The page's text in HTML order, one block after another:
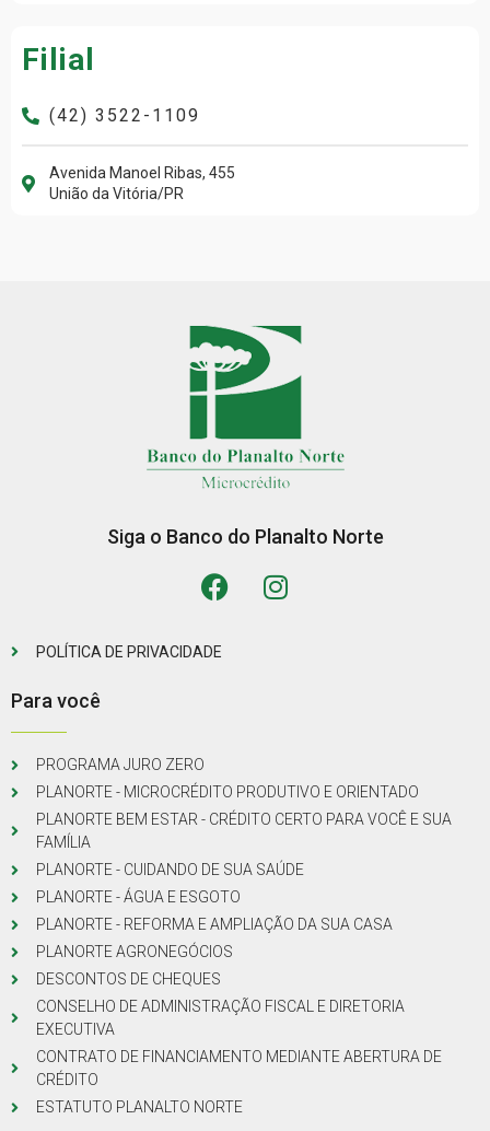
Filial
(42) 3522-1109
Avenida Manoel Ribas, 455
União da Vitória/PR
Siga o Banco do Planalto Norte
POLÍTICA DE PRIVACIDADE
Para você
PROGRAMA JURO ZERO
PLANORTE - MICROCRÉDITO PRODUTIVO E ORIENTADO
PLANORTE BEM ESTAR - CRÉDITO CERTO PARA VOCÊ E SUA
FAMÍLIA
PLANORTE - CUIDANDO DE SUA SAÚDE
PLANORTE - ÁGUA E ESGOTO
PLANORTE - REFORMA E AMPLIAÇÃO DA SUA CASA
PLANORTE AGRONEGÓCIOS
DESCONTOS DE CHEQUES
CONSELHO DE ADMINISTRAÇÃO FISCAL E DIRETORIA
EXECUTIVA
CONTRATO DE FINANCIAMENTO MEDIANTE ABERTURA DE
CRÉDITO
ESTATUTO PLANALTO NORTE